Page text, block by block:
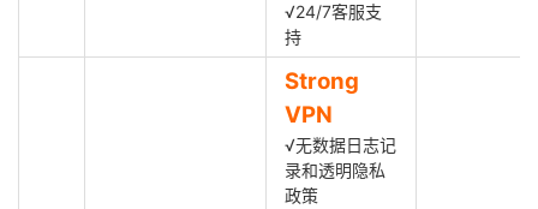
√24/7客服支
持
Strong
VPN
√无数据日志记
录和透明隐私
政策